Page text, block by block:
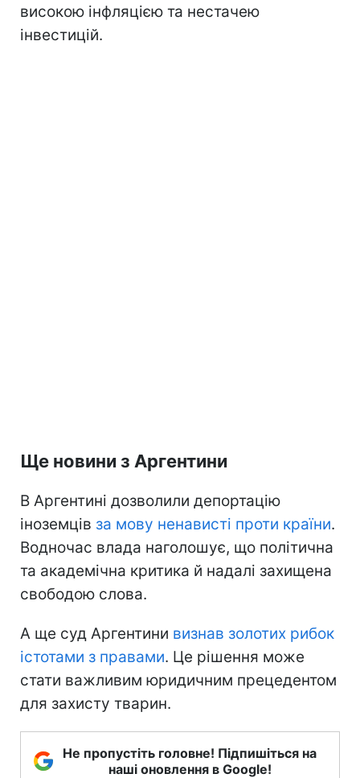
високою інфляцією та нестачею
інвестицій.
Ще новини з Аргентини
В Аргентині дозволили депортацію
іноземців за мову ненависті проти країни.
Водночас влада наголошує, що політична
та академічна критика й надалі захищена
свободою слова.
А ще суд Аргентини визнав золотих рибок
істотами з правами. Це рішення може
стати важливим юридичним прецедентом
для захисту тварин.
Не пропустіть головне! Підпишіться на
наші оновлення в Google!